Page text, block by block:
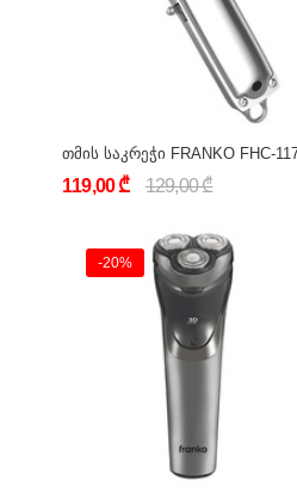
თმის საკრეჭი FRANKO FHC-
119,00 ₾ 129,00 ₾
-20%